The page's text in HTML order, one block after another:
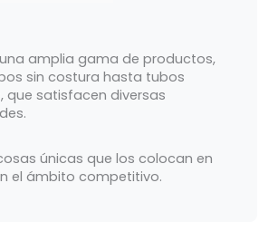
amplia gama de productos,
sin costura hasta tubos
que satisfacen diversas
únicas que los colocan en
el ámbito competitivo.